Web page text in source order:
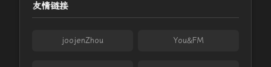
友情链接
joojenZhou You&FM